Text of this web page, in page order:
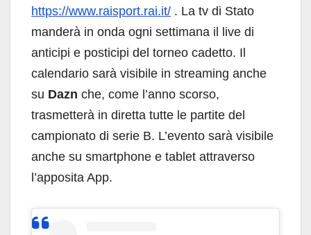
https://www.raisport.rai.it/ . La tv di Stato
manderà in onda ogni settimana il live di
anticipi e posticipi del torneo cadetto. Il
calendario sarà visibile in streaming anche
su Dazn che, come l’anno scorso,
trasmetterà in diretta tutte le partite del
campionato di serie B. L’evento sarà visibile
anche su smartphone e tablet attraverso
l’apposita App.